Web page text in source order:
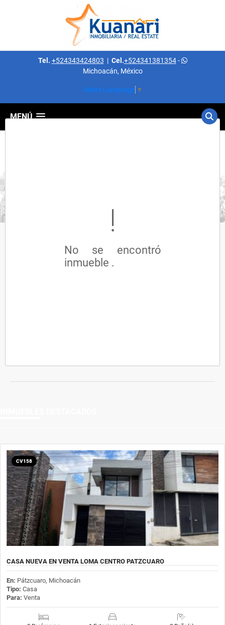
Tel. +524343424803 | Cel.+524341381354-
Michoacán, México
Select Language ▼
MENÚ
No se encontró
inmueble .
CV158
CASA NUEVA EN VENTA LOMA CENTRO PATZCUARO
En: Pátzcuaro, Michoacán
Tipo: Casa
Para: Venta